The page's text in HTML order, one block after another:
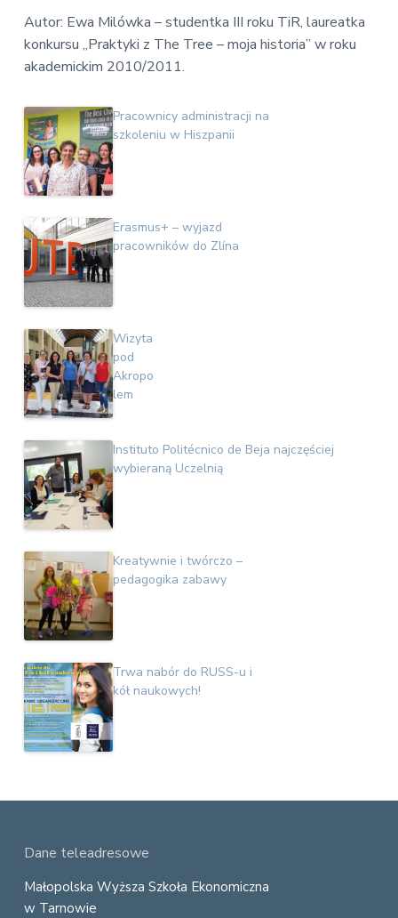
Autor: Ewa Milówka – studentka III roku TiR, laureatka
konkursu „Praktyki z The Tree – moja historia” w roku
akademickim 2010/2011.
Pracownicy administracji na
szkoleniu w Hiszpanii
Erasmus+ – wyjazd
pracowników do Zlína
Wizyta
pod
Akropo
lem
Instituto Politécnico de Beja najczęściej
wybieraną Uczelnią
Kreatywnie i twórczo –
pedagogika zabawy
Trwa nabór do RUSS-u i
kół naukowych!
Dane teleadresowe
Małopolska Wyższa Szkoła Ekonomiczna
w Tarnowie